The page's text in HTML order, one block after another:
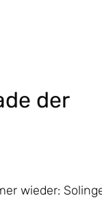
der
wieder: